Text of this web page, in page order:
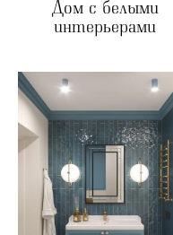
Дом с белыми
интерьерами